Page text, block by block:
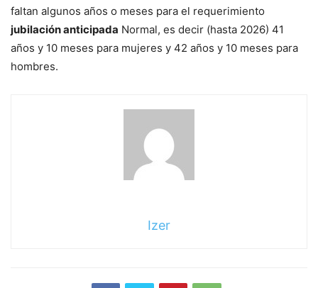
faltan algunos años o meses para el requerimiento
jubilación anticipada Normal, es decir (hasta 2026) 41
años y 10 meses para mujeres y 42 años y 10 meses para
hombres.
Izer